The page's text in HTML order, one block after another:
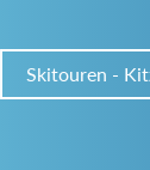
Skitouren -